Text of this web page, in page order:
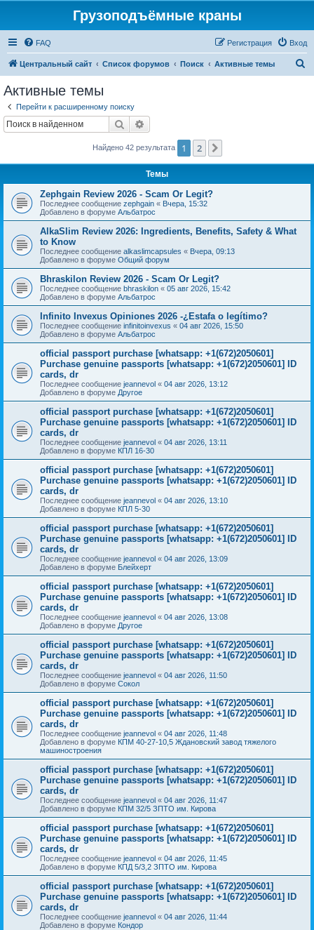
Грузоподъёмные краны
FAQ Вход
Регистрация
Центральный сайт Список форумов Поиск Активные темы
Активные темы
Перейти к расширенному поиску
Поиск
Найдено 42 результата 1 2
Темы
Zephgain Review 2026 - Scam Or Legit?
Последнее сообщение zephgain « Вчера, 15:32
Добавлено в форуме Альбатрос
AlkaSlim Review 2026: Ingredients, Benefits, Safety & What
to Know
Последнее сообщение alkaslimcapsules « Вчера, 09:13
Добавлено в форуме Общий форум
Bhraskilon Review 2026 - Scam Or Legit?
Последнее сообщение bhraskilon « 05 авг 2026, 15:42
Добавлено в форуме Альбатрос
Infinito Invexus Opiniones 2026 -¿Estafa o legítimo?
Последнее сообщение infinitoinvexus « 04 авг 2026, 15:50
Добавлено в форуме Альбатрос
official passport purchase [whatsapp: +1(672)2050601]
Purchase genuine passports [whatsapp: +1(672)2050601] ID
cards, dr
Последнее сообщение jeannevol « 04 авг 2026, 13:12
Добавлено в форуме Другое
official passport purchase [whatsapp: +1(672)2050601]
Purchase genuine passports [whatsapp: +1(672)2050601] ID
cards, dr
Последнее сообщение jeannevol « 04 авг 2026, 13:11
Добавлено в форуме КПЛ 16-30
official passport purchase [whatsapp: +1(672)2050601]
Purchase genuine passports [whatsapp: +1(672)2050601] ID
cards, dr
Последнее сообщение jeannevol « 04 авг 2026, 13:10
Добавлено в форуме КПЛ 5-30
official passport purchase [whatsapp: +1(672)2050601]
Purchase genuine passports [whatsapp: +1(672)2050601] ID
cards, dr
Последнее сообщение jeannevol « 04 авг 2026, 13:09
Добавлено в форуме Блейхерт
official passport purchase [whatsapp: +1(672)2050601]
Purchase genuine passports [whatsapp: +1(672)2050601] ID
cards, dr
Последнее сообщение jeannevol « 04 авг 2026, 13:08
Добавлено в форуме Другое
official passport purchase [whatsapp: +1(672)2050601]
Purchase genuine passports [whatsapp: +1(672)2050601] ID
cards, dr
Последнее сообщение jeannevol « 04 авг 2026, 11:50
Добавлено в форуме Сокол
official passport purchase [whatsapp: +1(672)2050601]
Purchase genuine passports [whatsapp: +1(672)2050601] ID
cards, dr
Последнее сообщение jeannevol « 04 авг 2026, 11:48
Добавлено в форуме КПМ 40-27-10,5 Ждановский завод тяжелого
машиностроения
official passport purchase [whatsapp: +1(672)2050601]
Purchase genuine passports [whatsapp: +1(672)2050601] ID
cards, dr
Последнее сообщение jeannevol « 04 авг 2026, 11:47
Добавлено в форуме КПМ 32/5 ЗПТО им. Кирова
official passport purchase [whatsapp: +1(672)2050601]
Purchase genuine passports [whatsapp: +1(672)2050601] ID
cards, dr
Последнее сообщение jeannevol « 04 авг 2026, 11:45
Добавлено в форуме КПД 5/3,2 ЗПТО им. Кирова
official passport purchase [whatsapp: +1(672)2050601]
Purchase genuine passports [whatsapp: +1(672)2050601] ID
cards, dr
Последнее сообщение jeannevol « 04 авг 2026, 11:44
Добавлено в форуме Кондор